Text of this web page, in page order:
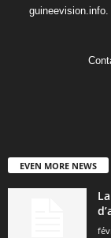
EVEN MORE NEWS